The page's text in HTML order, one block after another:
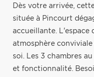
Dès votre arrivée,
située à Pincourt
accueillante. L'espace
atmosphère
soi. Les 3 chambres
et fonctionnalité.